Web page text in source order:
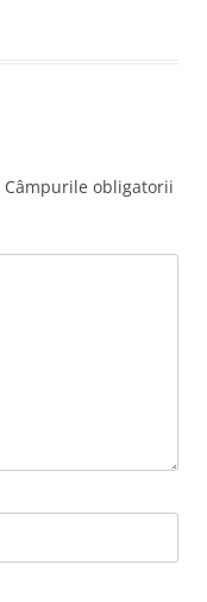
Câmpurile obligatorii